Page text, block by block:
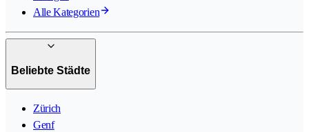
Alle Kategorien
Beliebte Städte
Zürich
Genf